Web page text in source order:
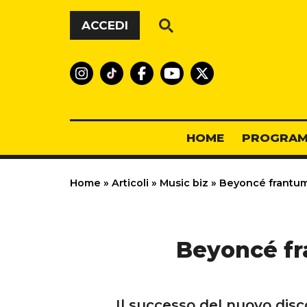
Vai al contenuto
ACCEDI
HOME
Home » Articoli » Music biz » Beyoncé
Beyoncé